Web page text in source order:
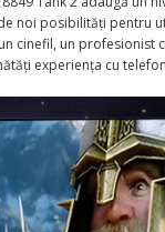
noi posibilități pentru
cinefil, un
experiența cu